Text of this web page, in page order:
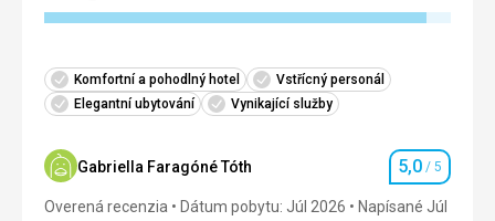
Komfortní a pohodlný hotel
Vstřícný personál
Elegantní ubytování
Vynikající služby
Gabriella Faragóné Tóth Hodnotenie
5,0 / 5
Overená recenzia Dátum pobytu: Júl 2026
Napísané Júl